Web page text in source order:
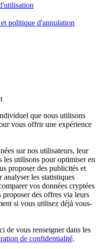
politique d'annulation
que nous utilisons
vous offrir une expérience
sur nos utilisateurs, leur
les utilisons pour optimiser en
proposer des publicités et
analyser les statistiques
vos données cryptées
proposer des offres via leurs
si vous utilisez déjà vous-
de vous renseigner dans les
de confidentialité.